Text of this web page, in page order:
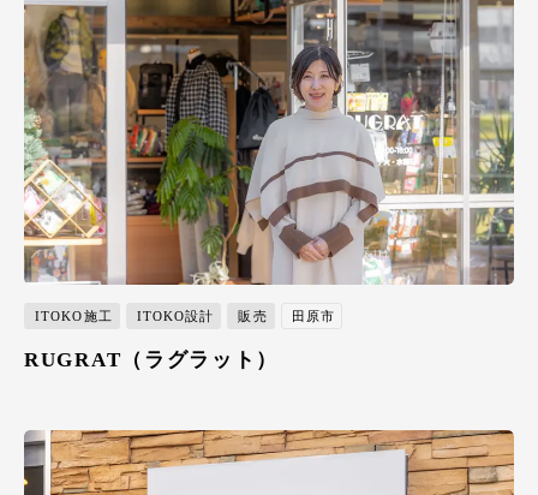
ITOKO施工 ITOKO設計 販売 田原市
RUGRAT（ラグラット）